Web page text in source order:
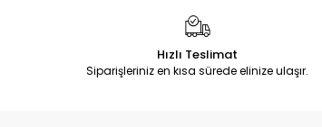
Hızlı Teslimat
Siparişleriniz en kısa sürede elinize ulaşır.